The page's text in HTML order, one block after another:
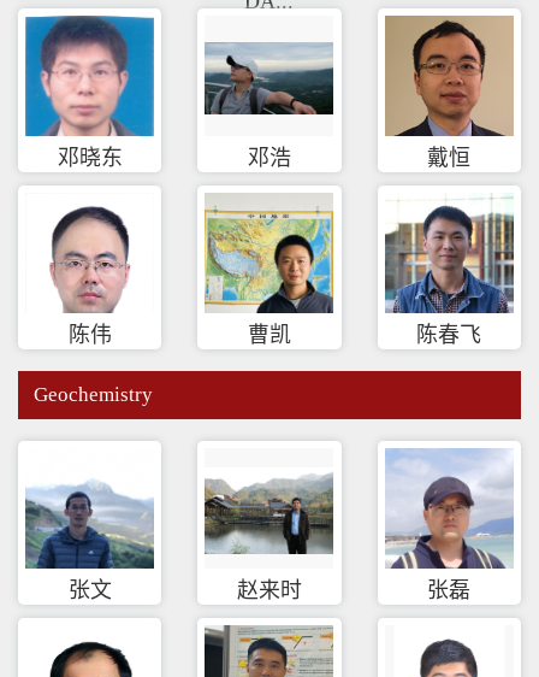
邓晓东 邓浩 戴恒
陈伟 曹凯 陈春飞
Geochemistry
张文 赵来时 张磊